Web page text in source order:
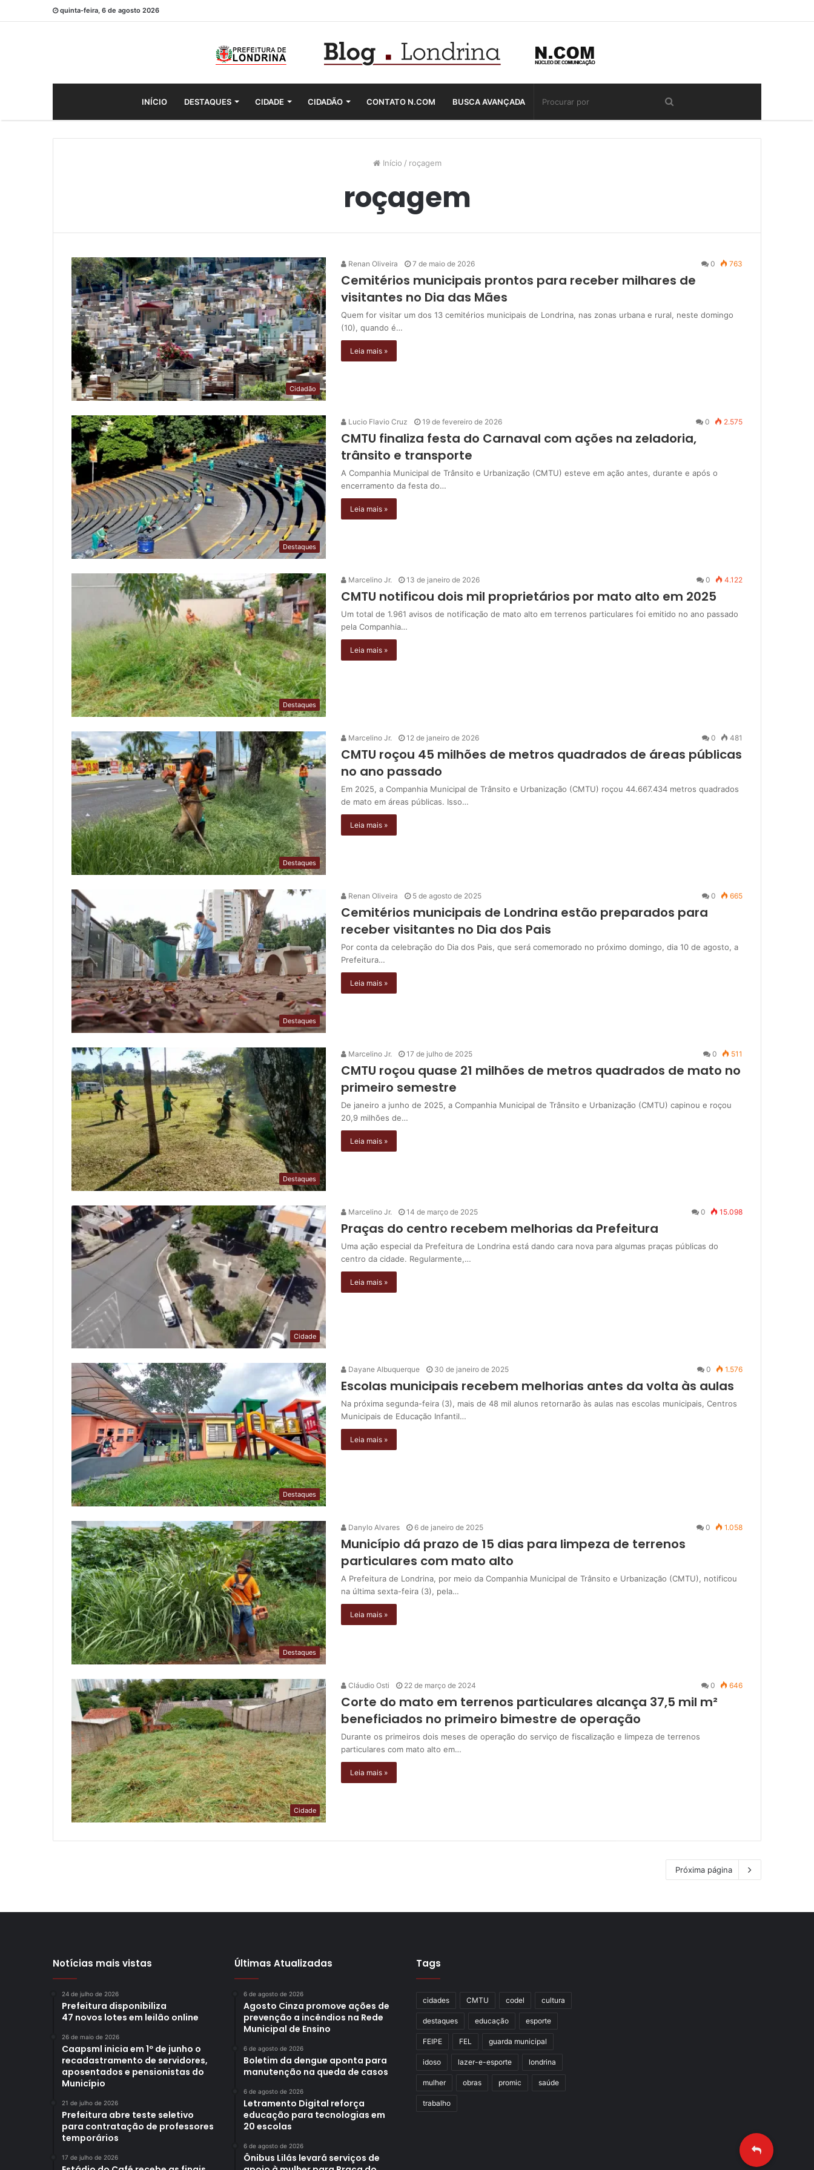
quinta-feira, 6 de agosto 2026
INÍCIO DESTAQUES CIDADE CIDADÃO CONTATO N.COM BUSCA AVANÇADA
Início / roçagem
roçagem
Cidadão
Renan Oliveira 7 de maio de 2026 0 763
Cemitérios municipais prontos para receber milhares de
visitantes no Dia das Mães
Quem for visitar um dos 13 cemitérios municipais de Londrina, nas zonas urbana e rural, neste domingo
(10), quando é…
Leia mais »
Destaques
Lucio Flavio Cruz 19 de fevereiro de 2026 0 2.575
CMTU finaliza festa do Carnaval com ações na zeladoria,
trânsito e transporte
A Companhia Municipal de Trânsito e Urbanização (CMTU) esteve em ação antes, durante e após o
encerramento da festa do…
Leia mais »
Destaques
Marcelino Jr. 13 de janeiro de 2026 0 4.122
CMTU notificou dois mil proprietários por mato alto em 2025
Um total de 1.961 avisos de notificação de mato alto em terrenos particulares foi emitido no ano passado
pela Companhia…
Leia mais »
Destaques
Marcelino Jr. 12 de janeiro de 2026 0 481
CMTU roçou 45 milhões de metros quadrados de áreas públicas
no ano passado
Em 2025, a Companhia Municipal de Trânsito e Urbanização (CMTU) roçou 44.667.434 metros quadrados
de mato em áreas públicas. Isso…
Leia mais »
Destaques
Renan Oliveira 5 de agosto de 2025 0 665
Cemitérios municipais de Londrina estão preparados para
receber visitantes no Dia dos Pais
Por conta da celebração do Dia dos Pais, que será comemorado no próximo domingo, dia 10 de agosto, a
Prefeitura…
Leia mais »
Destaques
Marcelino Jr. 17 de julho de 2025 0 511
CMTU roçou quase 21 milhões de metros quadrados de mato no
primeiro semestre
De janeiro a junho de 2025, a Companhia Municipal de Trânsito e Urbanização (CMTU) capinou e roçou
20,9 milhões de…
Leia mais »
Cidade
Marcelino Jr. 14 de março de 2025 0 15.098
Praças do centro recebem melhorias da Prefeitura
Uma ação especial da Prefeitura de Londrina está dando cara nova para algumas praças públicas do
centro da cidade. Regularmente,…
Leia mais »
Destaques
Dayane Albuquerque 30 de janeiro de 2025 0 1.576
Escolas municipais recebem melhorias antes da volta às aulas
Na próxima segunda-feira (3), mais de 48 mil alunos retornarão às aulas nas escolas municipais, Centros
Municipais de Educação Infantil…
Leia mais »
Destaques
Danylo Alvares 6 de janeiro de 2025 0 1.058
Município dá prazo de 15 dias para limpeza de terrenos
particulares com mato alto
A Prefeitura de Londrina, por meio da Companhia Municipal de Trânsito e Urbanização (CMTU), notificou
na última sexta-feira (3), pela…
Leia mais »
Cidade
Cláudio Osti 22 de março de 2024 0 646
Corte do mato em terrenos particulares alcança 37,5 mil m²
beneficiados no primeiro bimestre de operação
Durante os primeiros dois meses de operação do serviço de fiscalização e limpeza de terrenos
particulares com mato alto em…
Leia mais »
Próxima página
Notícias mais vistas
24 de julho de 2026
Prefeitura disponibiliza
47 novos lotes em leilão online
26 de maio de 2026
Caapsml inicia em 1º de junho o
recadastramento de servidores,
aposentados e pensionistas do
Município
21 de julho de 2026
Prefeitura abre teste seletivo
para contratação de professores
temporários
17 de julho de 2026
Últimas Atualizadas
6 de agosto de 2026
Agosto Cinza promove ações de
prevenção a incêndios na Rede
Municipal de Ensino
6 de agosto de 2026
Boletim da dengue aponta para
manutenção na queda de casos
6 de agosto de 2026
Letramento Digital reforça
educação para tecnologias em
20 escolas
6 de agosto de 2026
Ônibus Lilás levará serviços de
Tags
cidades CMTU codel cultura
destaques educação esporte
FEIPE FEL guarda municipal
idoso lazer-e-esporte londrina
mulher obras promic saúde
trabalho